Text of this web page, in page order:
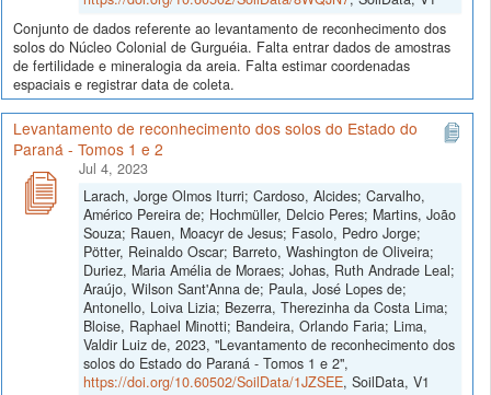
Conjunto de dados referente ao levantamento de reconhecimento dos
solos do Núcleo Colonial de Gurguéia. Falta entrar dados de amostras
de fertilidade e mineralogia da areia. Falta estimar coordenadas
espaciais e registrar data de coleta.
Levantamento de reconhecimento dos solos do Estado do
Paraná - Tomos 1 e 2
Jul 4, 2023
Larach, Jorge Olmos Iturri; Cardoso, Alcides; Carvalho,
Américo Pereira de; Hochmüller, Delcio Peres; Martins, João
Souza; Rauen, Moacyr de Jesus; Fasolo, Pedro Jorge;
Pötter, Reinaldo Oscar; Barreto, Washington de Oliveira;
Duriez, Maria Amélia de Moraes; Johas, Ruth Andrade Leal;
Araújo, Wilson Sant'Anna de; Paula, José Lopes de;
Antonello, Loiva Lizia; Bezerra, Therezinha da Costa Lima;
Bloise, Raphael Minotti; Bandeira, Orlando Faria; Lima,
Valdir Luiz de, 2023, "Levantamento de reconhecimento dos
solos do Estado do Paraná - Tomos 1 e 2",
https://doi.org/10.60502/SoilData/1JZSEE, SoilData, V1